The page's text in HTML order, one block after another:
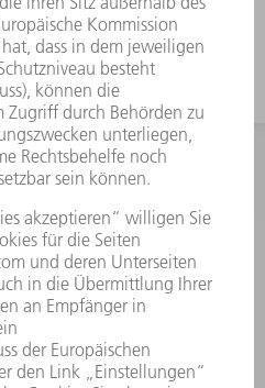
Fragen
Sales
-17:30 Uhr
-16:30 Uhr